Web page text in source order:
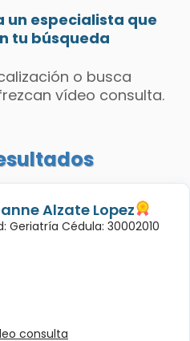
un especialista que
tu búsqueda
o busca
vídeo consulta.
Alzate Lopez
Geriatría Cédula: 30002010
consulta